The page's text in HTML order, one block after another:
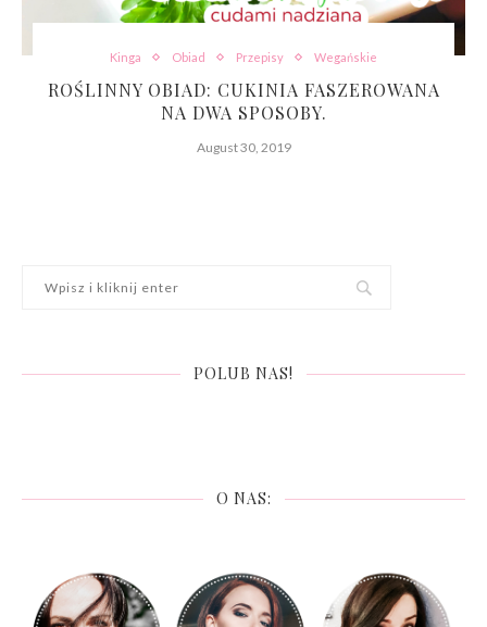
Kinga Obiad Przepisy Wegańskie
ROŚLINNY OBIAD: CUKINIA FASZEROWANA
NA DWA SPOSOBY.
August 30, 2019
POLUB NAS!
O NAS: